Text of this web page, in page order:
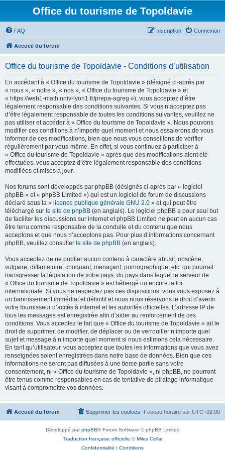
Office du tourisme de Topoldavie
FAQ Connexion
Inscription
Accueil du forum
Office du tourisme de Topoldavie - Conditions d’utilisation
En accédant à « Office du tourisme de Topoldavie » (désigné ci-après par
« nous », « notre », « nos », « Office du tourisme de Topoldavie » et
« https://web1-math.univ-lyon1.fr/prepa-agreg »), vous acceptez d’être
légalement responsable des conditions suivantes. Si vous n’acceptez pas
d’être légalement responsable de toutes les conditions suivantes, veuillez ne
pas utiliser et accéder à « Office du tourisme de Topoldavie ». Nous pouvons
modifier ces conditions à n’importe quel moment et nous essaierons de vous
informer de ces modifications, bien que nous vous conseillons de vérifier
régulièrement par vous-même. En effet, si vous continuez à participer à
« Office du tourisme de Topoldavie » après que des modifications aient été
effectuées, vous acceptez d’être légalement responsable des conditions
modifiées et mises à jour.
Nos forums sont développés par phpBB (désignés ci-après par « logiciel
phpBB » et « phpBB Limited ») qui est un logiciel de forum de discussions
déclaré sous la « licence publique générale GNU 2.0 » et qui peut être
téléchargé sur le site de phpBB (en anglais). Le logiciel phpBB a pour seul but
de faciliter les discussions sur internet et phpBB Limited ne peut en aucun cas
être tenu comme responsable de la conduite et du contenu que nous
acceptons et que nous n’acceptons pas. Pour plus d’informations concernant
phpBB, veuillez consulter le site de phpBB (en anglais).
Vous acceptez de ne publier aucun contenu à caractère abusif, obscène,
vulgaire, diffamatoire, choquant, menaçant, pornographique, etc. qui pourrait
transgresser la législation de votre pays, du pays dans lequel le serveur de
« Office du tourisme de Topoldavie » est hébergé ou encore la loi
internationale. Si vous ne respectez pas ces dispositions, vous vous exposez à
un bannissement immédiat et définitif et nous nous réservons le droit d’avertir
votre fournisseur d’accès à internet et les autorités officielles. L’adresse IP de
tous les messages est enregistrée afin d’aider au renforcement de ces
conditions. Vous acceptez le fait que « Office du tourisme de Topoldavie » ait le
droit de supprimer, de modifier, de déplacer ou de verrouiller n’importe quel
sujet et message à n’importe quel moment si nous estimons cela nécessaire.
En tant qu’utilisateur, vous acceptez que toutes les informations que vous avez
renseignées soient enregistrées dans notre base de données. Bien que ces
informations ne seront pas diffusées à une tierce partie sans votre
consentement, ni « Office du tourisme de Topoldavie », ni phpBB, ne pourront
être tenus comme responsables en cas de tentative de piratage informatique
visant à compromettre vos données.
Accueil du forum Fuseau horaire sur UTC+02:00
Supprimer les cookies
Développé parphpBB® Forum Software © phpBB Limited
Traduction française officielle ©Miles Cellar
Confidentialité | Conditions